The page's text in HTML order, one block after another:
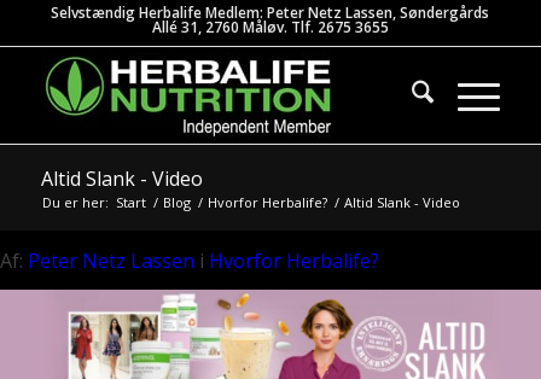
Selvstændig Herbalife Medlem: Peter Netz Lassen, Søndergårds
Allé 31, 2760 Måløv. Tlf. 2675 3655
Altid Slank - Video
Du er her: Start / Blog / Hvorfor Herbalife? / Altid Slank - Video
Af: Peter Netz Lassen i Hvorfor Herbalife?